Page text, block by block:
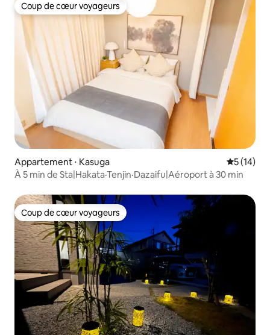
Coup de cœur voyageurs
Coup de cœur voyageurs
Appartement ⋅ Kasuga
5 (14)
À 5 min de Sta|Hakata·Tenjin·Dazaifu|Aéroport à 30 min
Coup de cœur voyageurs
Coup de cœur voyageurs